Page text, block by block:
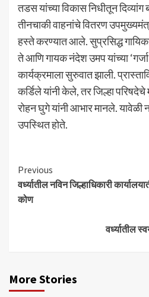
तडस यांच्या विकास निधीतून दिव्यांग
तीनचाकी वाहनांचे वितरण
हस्ते करण्यात आले. सुप्रसिद्ध
ते आणि गायक नंदेश उमप यांच्या ‘गर्जा
कार्यक्रमाला सुरुवात झाली.
कर्डिले यांनी केले, तर जिल्हा परिषदेचे
रोहन घुगे यांनी आभार मानले. यावेळी
उपस्थित होते.
Continue
Reading
Previous
वर्ध्यातील नविन जिल्हाधिकारी
कोण
वर्ध्यातील
More Stories